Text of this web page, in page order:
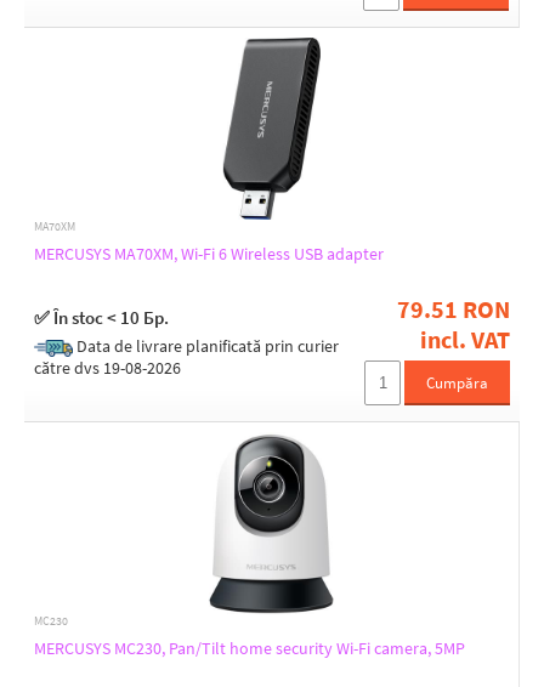
MA70XM
MERCUSYS MA70XM, Wi-Fi 6 Wireless USB adapter
✅ În stoc < 10 Бр.
Data de livrare planificată prin curier
către dvs 19-08-2026
79.51 RON
incl. VAT
Cumpăra
MC230
MERCUSYS MC230, Pan/Tilt home security Wi-Fi camera, 5MP